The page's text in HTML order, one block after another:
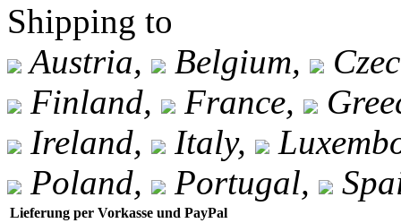
Shipping to
Austria,
Belgium,
Finland,
France,
Ireland,
Italy,
Poland,
Portugal,
Lieferung per Vorkasse und PayPal